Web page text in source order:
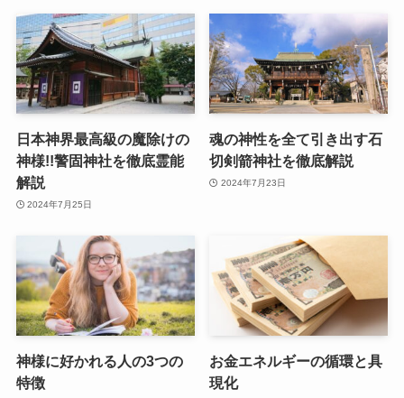
日本神界最高級の魔除けの
神様!!警固神社を徹底霊能
解説
2024年7月25日
魂の神性を全て引き出す石
切剣箭神社を徹底解説
2024年7月23日
神様に好かれる人の3つの
特徴
お金エネルギーの循環と具
現化